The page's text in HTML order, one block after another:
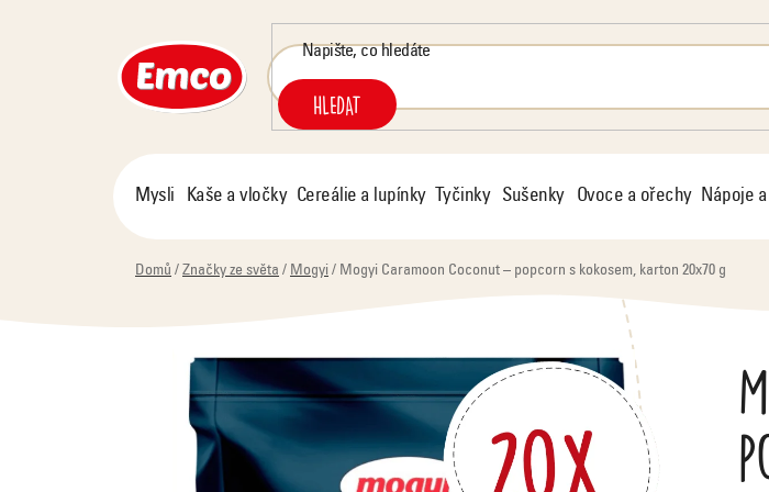
HLEDAT
Mysli Kaše a vločky Cereálie a lupínky Tyčinky Sušenky Ovoce a ořechy Nápoje
Domů / Značky ze světa / Mogyi / Mogyi Caramoon Coconut – popcorn s kokosem, karton 20x70 g